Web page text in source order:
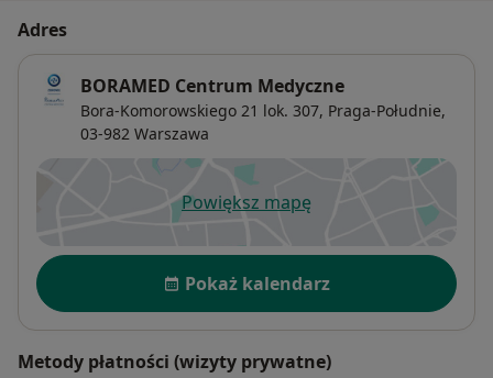
Adres
BORAMED Centrum Medyczne
Bora-Komorowskiego 21 lok. 307, Praga-Południe,
03-982 Warszawa
Powiększ mapęotwiera się w nowej karcie
Dostępność
Pokaż kalendarz
Metody płatności (wizyty prywatne)